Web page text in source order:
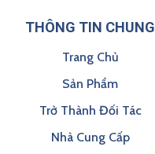
THÔNG TIN CHUNG
Trang Chủ
Sản Phẩm
Trở Thành Đối Tác
Nhà Cung Cấp